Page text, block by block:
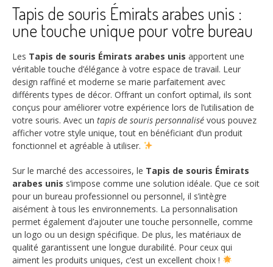
Tapis de souris Émirats arabes unis :
une touche unique pour votre bureau
Les Tapis de souris Émirats arabes unis apportent une
véritable touche d’élégance à votre espace de travail. Leur
design raffiné et moderne se marie parfaitement avec
différents types de décor. Offrant un confort optimal, ils sont
conçus pour améliorer votre expérience lors de l’utilisation de
votre souris. Avec un tapis de souris personnalisé vous pouvez
afficher votre style unique, tout en bénéficiant d’un produit
fonctionnel et agréable à utiliser.
Sur le marché des accessoires, le Tapis de souris Émirats
arabes unis s’impose comme une solution idéale. Que ce soit
pour un bureau professionnel ou personnel, il s’intègre
aisément à tous les environnements. La personnalisation
permet également d’ajouter une touche personnelle, comme
un logo ou un design spécifique. De plus, les matériaux de
qualité garantissent une longue durabilité. Pour ceux qui
aiment les produits uniques, c’est un excellent choix !